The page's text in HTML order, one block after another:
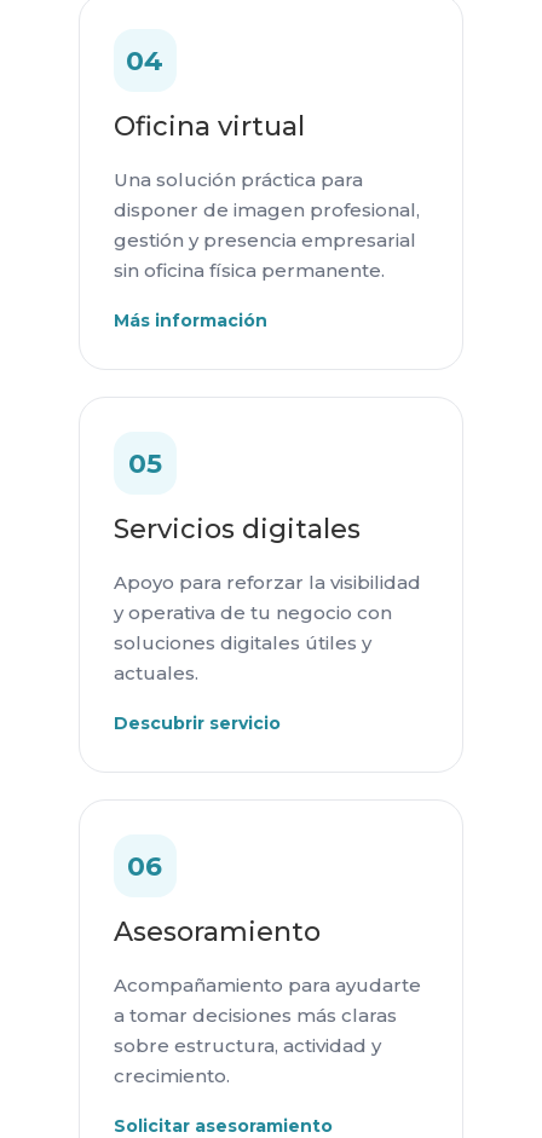
04
Oficina virtual
Una solución práctica para
disponer de imagen profesional,
gestión y presencia empresarial
sin oficina física permanente.
Más información
05
Servicios digitales
Apoyo para reforzar la visibilidad
y operativa de tu negocio con
soluciones digitales útiles y
actuales.
Descubrir servicio
06
Asesoramiento
Acompañamiento para ayudarte
a tomar decisiones más claras
sobre estructura, actividad y
crecimiento.
Solicitar asesoramiento